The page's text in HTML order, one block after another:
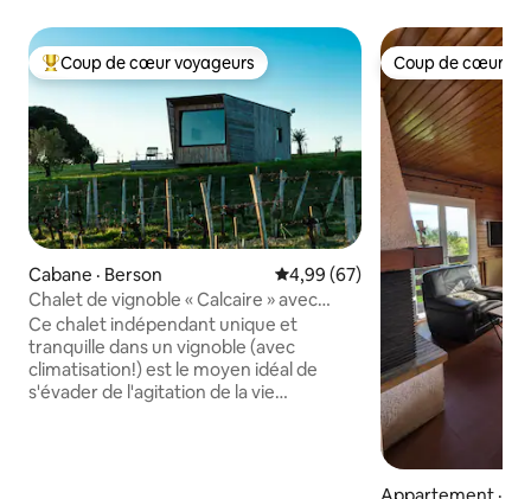
Coup de cœur voyageurs parmi les plus aimés
Coup de cœur voyageurs
Cabane · Berson Note moyenne de 4,99 sur 5,
4,99 (67)
Chalet de vignoble « Calcaire » avec
climatisation
Ce chalet indépendant unique et
tranquille dans un vignoble (avec
climatisation!) est le moyen idéal de
s'évader de l'agitation de la vie
Coup de cœur
Coup de cœur